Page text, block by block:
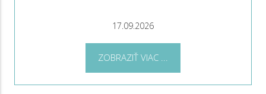
17.09.2026
ZOBRAZIŤ VIAC ...